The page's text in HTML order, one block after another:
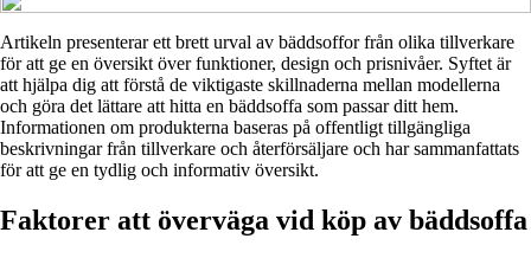
Artikeln presenterar ett brett urval av bäddsoffor från olika tillverkare
för att ge en översikt över funktioner, design och prisnivåer. Syftet är
att hjälpa dig att förstå de viktigaste skillnaderna mellan modellerna
och göra det lättare att hitta en bäddsoffa som passar ditt hem.
Informationen om produkterna baseras på offentligt tillgängliga
beskrivningar från tillverkare och återförsäljare och har sammanfattats
för att ge en tydlig och informativ översikt.
Faktorer att överväga vid köp av bäddsoffa